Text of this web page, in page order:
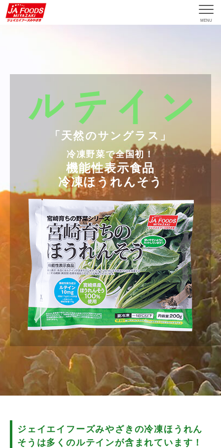
MENU
「天然のサングラス」
冷凍野菜で全国初！
機能性表示食品
冷凍ほうれんそう
ジェイエイフーズみやざきの冷凍ほうれん
そうは多くのルテインが含まれています！